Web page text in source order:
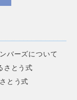
バーズについて
さとう式
とう式